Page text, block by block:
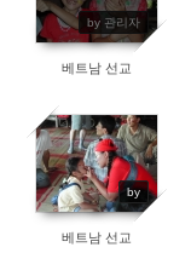
by 관리자
베트남 선교
by
베트남 선교